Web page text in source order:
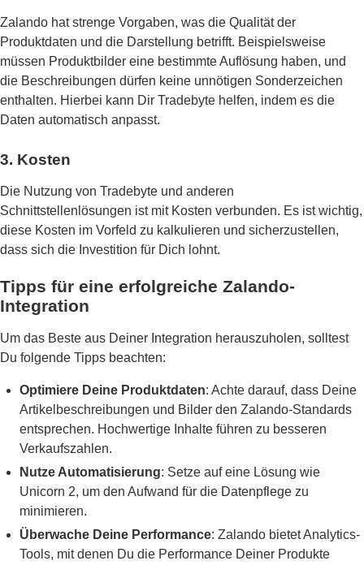
Zalando hat strenge Vorgaben, was die Qualität der
Produktdaten und die Darstellung betrifft. Beispielsweise
müssen Produktbilder eine bestimmte Auflösung haben, und
die Beschreibungen dürfen keine unnötigen Sonderzeichen
enthalten. Hierbei kann Dir Tradebyte helfen, indem es die
Daten automatisch anpasst.
3. Kosten
Die Nutzung von Tradebyte und anderen
Schnittstellenlösungen ist mit Kosten verbunden. Es ist wichtig,
diese Kosten im Vorfeld zu kalkulieren und sicherzustellen,
dass sich die Investition für Dich lohnt.
Tipps für eine erfolgreiche Zalando-
Integration
Um das Beste aus Deiner Integration herauszuholen, solltest
Du folgende Tipps beachten:
Optimiere Deine Produktdaten: Achte darauf, dass Deine
Artikelbeschreibungen und Bilder den Zalando-Standards
entsprechen. Hochwertige Inhalte führen zu besseren
Verkaufszahlen.
Nutze Automatisierung: Setze auf eine Lösung wie
Unicorn 2, um den Aufwand für die Datenpflege zu
minimieren.
Überwache Deine Performance: Zalando bietet Analytics-
Tools, mit denen Du die Performance Deiner Produkte